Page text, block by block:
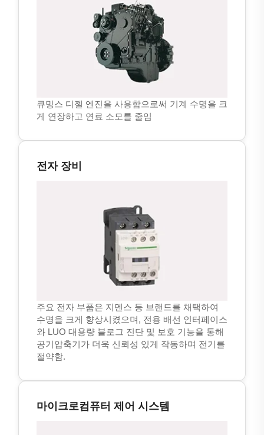
큐밍스 디젤 엔진을 사용함으로써 기계 수명을 크
게 연장하고 연료 소모를 줄임
전자 장비
주요 전자 부품은 지멘스 등 브랜드를 채택하여
수명을 크게 향상시켰으며, 전용 배선 인터페이스
와 LUO 대용량 블로그 진단 및 보호 기능을 통해
공기압축기가 더욱 신뢰성 있게 작동하며 전기를
절약함.
마이크로컴퓨터 제어 시스템